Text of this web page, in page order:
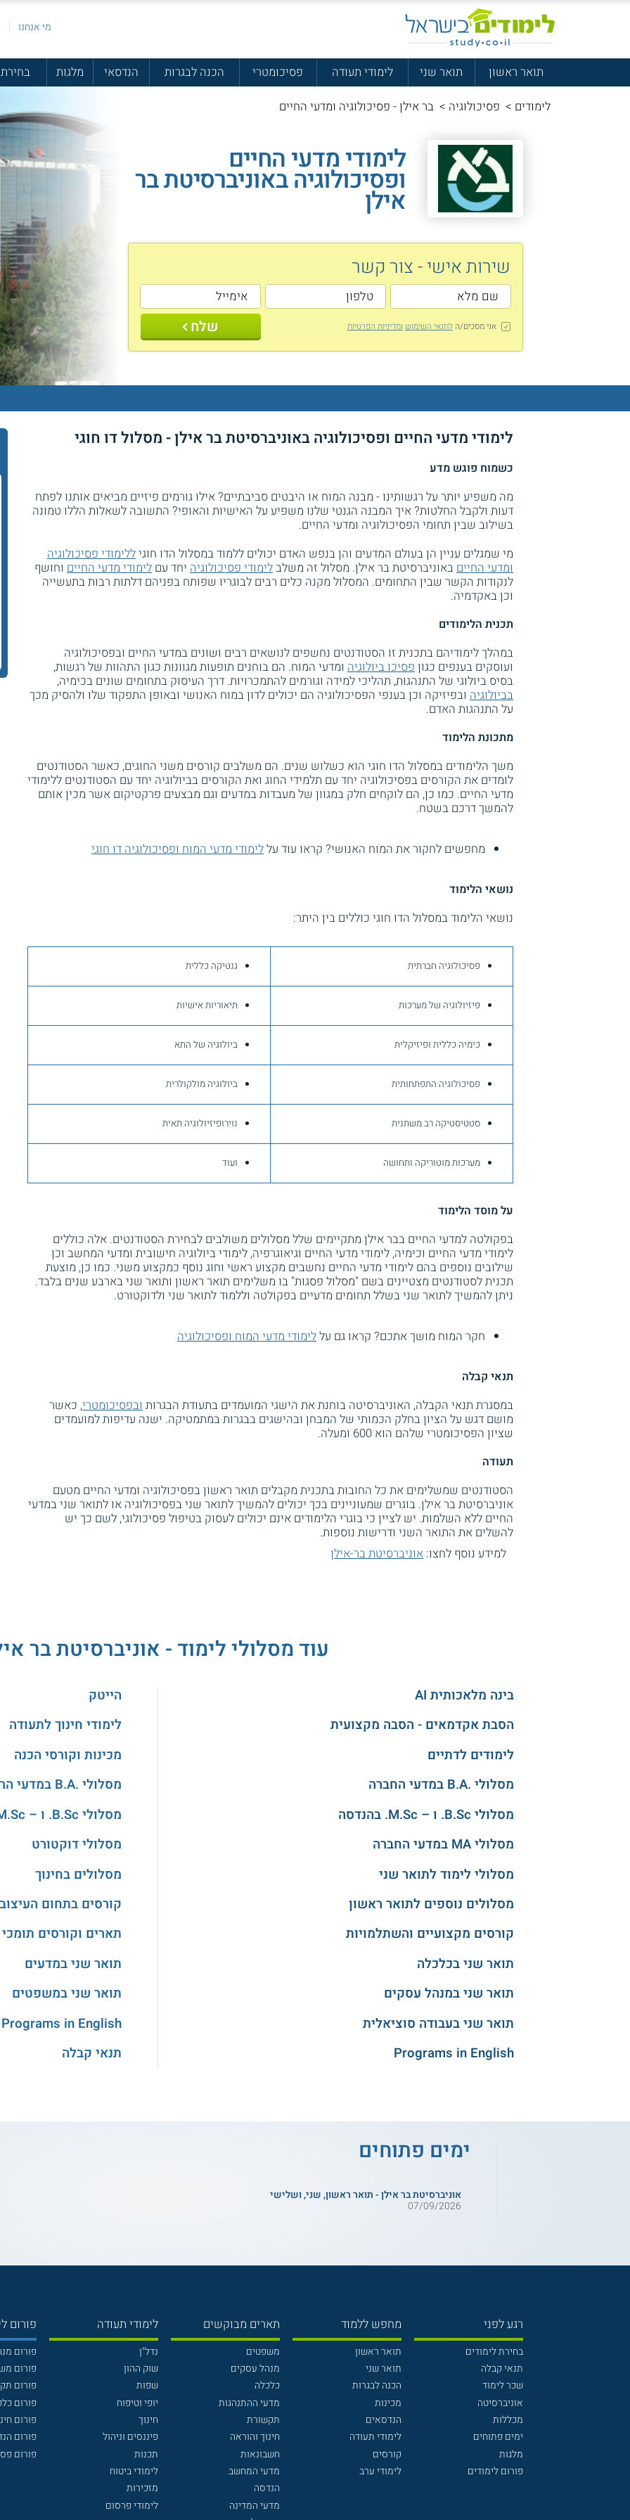
מי אנחנו
תואר ראשון תואר שני לימודי תעודה פסיכומטרי הכנה לבגרות הנדסאי מלגות
לימודים > פסיכולוגיה > בר אילן - פסיכולוגיה ומדעי החיים
לימודי מדעי החיים
ופסיכולוגיה באוניברסיטת בר
אילן
שירות אישי - צור קשר
אני מסכים/הלתנאי השימוש ומדיניות הפרטיות שלח
לימודי מדעי החיים ופסיכולוגיה באוניברסיטת בר אילן - מסלול דו חוגי
כשמוח פוגש מדע
מה משפיע יותר על רגשותינו - מבנה המוח או היבטים סביבתיים? אילו גורמים פיזיים מביאים אותנו לפתח
דעות ולקבל החלטות? איך המבנה הגנטי שלנו משפיע על האישיות והאופי? התשובה לשאלות הללו טמונה
בשילוב שבין תחומי הפסיכולוגיה ומדעי החיים.
מי שמגלים עניין הן בעולם המדעים והן בנפש האדם יכולים ללמוד במסלול הדו חוגיללימודי פסיכולוגיה
ומדעי החייםבאוניברסיטת בר אילן. מסלול זה משלבלימודי פסיכולוגיה יחד עם לימודי מדעי החיים וחושף
לנקודות הקשר שבין התחומים. המסלול מקנה כלים רבים לבוגריו שפותח בפניהם דלתות רבות בתעשייה
וכן באקדמיה.
תכנית הלימודים
במהלך לימודיהם בתכנית זו הסטודנטים נחשפים לנושאים רבים ושונים במדעי החיים ובפסיכולוגיה
ועוסקים בענפים כגוןפסיכו ביולוגיה ומדעי המוח. הם בוחנים תופעות מגוונות כגון התהוות של רגשות,
בסיס ביולוגי של התנהגות, תהליכי למידה וגורמים להתמכרויות. דרך העיסוק בתחומים שונים בכימיה,
בביולוגיה ובפיזיקה וכן בענפי הפסיכולוגיה הם יכולים לדון במוח האנושי ובאופן התפקוד שלו ולהסיק מכך
על התנהגות האדם.
מתכונת הלימוד
משך הלימודים במסלול הדו חוגי הוא כשלוש שנים. הם משלבים קורסים משני החוגים, כאשר הסטודנטים
לומדים את הקורסים בפסיכולוגיה יחד עם תלמידי החוג ואת הקורסים בביולוגיה יחד עם הסטודנטים ללימודי
מדעי החיים. כמו כן, הם לוקחים חלק במגוון של מעבדות במדעים וגם מבצעים פרקטיקום אשר מכין אותם
להמשך דרכם בשטח.
מחפשים לחקור את המוח האנושי? קראו עוד עללימודי מדעי המוח ופסיכולוגיה דו חוגי
נושאי הלימוד
נושאי הלימוד במסלול הדו חוגי כוללים בין היתר:
פסיכולוגיה חברתית גנטיקה כללית
פיזיולוגיה של מערכות תיאוריות אישיות
כימיה כללית ופיזיקלית ביולוגיה של התא
פסיכולוגיה התפתחותית ביולוגיה מולקולרית
סטטיסטיקה רב משתנית נוירופיזיולוגיה תאית
מערכות מוטוריקה ותחושה ועוד
על מוסד הלימוד
בפקולטה למדעי החיים בבר אילן מתקיימים שלל מסלולים משולבים לבחירת הסטודנטים. אלה כוללים
לימודי מדעי החיים וכימיה, לימודי מדעי החיים וגיאוגרפיה, לימודי ביולוגיה חישובית ומדעי המחשב וכן
שילובים נוספים בהם לימודי מדעי החיים נחשבים מקצוע ראשי וחוג נוסף כמקצוע משני. כמו כן, מוצעת
תכנית לסטודנטים מצטיינים בשם "מסלול פסגות" בו משלימים תואר ראשון ותואר שני בארבע שנים בלבד.
ניתן להמשיך לתואר שני בשלל תחומים מדעיים בפקולטה וללמוד לתואר שני ולדוקטורט.
חקר המוח מושך אתכם? קראו גם עללימודי מדעי המוח ופסיכולוגיה
תנאי קבלה
במסגרת תנאי הקבלה, האוניברסיטה בוחנת את הישגי המועמדים בתעודת הבגרות ובפסיכומטרי, כאשר
מושם דגש על הציון בחלק הכמותי של המבחן ובהישגים בבגרות במתמטיקה. ישנה עדיפות למועמדים
שציון הפסיכומטרי שלהם הוא 600 ומעלה.
תעודה
הסטודנטים שמשלימים את כל החובות בתכנית מקבלים תואר ראשון בפסיכולוגיה ומדעי החיים מטעם
אוניברסיטת בר אילן. בוגרים שמעוניינים בכך יכולים להמשיך לתואר שני בפסיכולוגיה או לתואר שני במדעי
החיים ללא השלמות. יש לציין כי בוגרי הלימודים אינם יכולים לעסוק בטיפול פסיכולוגי, לשם כך יש
להשלים את התואר השני ודרישות נוספות.
למידע נוסף לחצו: אוניברסיטת בר-אילן
עוד מסלולי לימוד - אוניברסיטת בר
בינה מלאכותית AI
הסבת אקדמאים - הסבה מקצועית
לימודים לדתיים
מסלולי .B.A במדעי החברה
מסלולי B.Sc. ו – M.Sc. בהנדסה
מסלולי MA במדעי החברה
מסלולי לימוד לתואר שני
מסלולים נוספים לתואר ראשון
קורסים מקצועיים והשתלמויות
תואר שני בכלכלה
תואר שני במנהל עסקים
תואר שני בעבודה סוציאלית
Programs in English
הייטק
לימודי חינוך לתעודה
מכינות וקורסי הכנה
מסלולי .B.A במדעי הרוח והאמנויות
מסלולי B.Sc. ו – M.Sc. במדעים
מסלולי דוקטורט
מסלולים בחינוך
קורסים בתחום
תארים וקורסים
תואר שני במדעים
תואר שני במשפטים
in English
תנאי קבלה
ימים פתוחים
אוניברסיטת בר אילן - תואר ראשון, שני, ושלישי
07/09/2026
רגע לפני
בחירת לימודים
תנאי קבלה
שכר לימוד
אוניברסיטה
מכללות
ימים פתוחים
מלגות
פורום לימודים
מחפש ללמוד
תואר ראשון
תואר שני
הכנה לבגרות
מכינות
הנדסאים
לימודי תעודה
קורסים
לימודי ערב
תארים מבוקשים
משפטים
מנהל עסקים
כלכלה
מדעי ההתנהגות
תקשורת
חינוך והוראה
חשבונאות
מדעי המחשב
הנדסה
מדעי המדינה
לימודי תעודה
נדל"ן
שוק ההון
שפות
יופי וטיפוח
חינוך
פיננסים וניהול
תכנות
לימודי ביטוח
מזכירות
לימודי פרסום
פורום
פורום
פורום
פורום
פורום
פורום
פורום
פורום